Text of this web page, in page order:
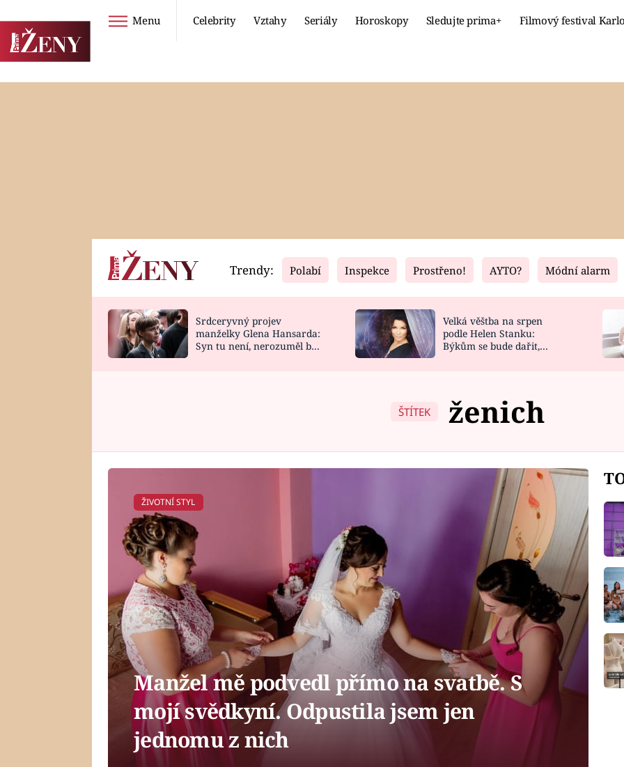
Menu Celebrity Vztahy Seriály Horoskopy Sledujte prima+ Filmový festival
Horoskopy
HOROSKOP NA
Video
CELEBRITY
VAŘENÍ
Fresh
NOVINKY
VIDEORECEPTY
Living
DESIGN
Trendy: Polabí Inspekce Prostřeno! AYTO? Módní alarm
Srdceryvný projev
manželky Glena Hansarda:
Syn tu není, nerozuměl by
Velká věštba na srpen
podle Helen Stanku:
Býkům se bude dařit,
ŠTÍTEK ženich
ŽIVOTNÍ STYL
Manžel mě podvedl přímo na svatbě. S
mojí svědkyní. Odpustila jsem jen
jednomu z nich